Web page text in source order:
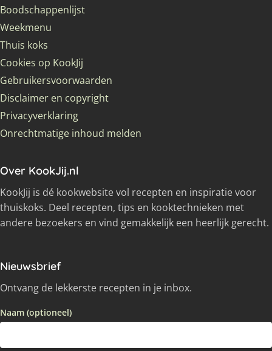
Boodschappenlijst
Weekmenu
Thuis koks
Cookies op KookJij
Gebruikersvoorwaarden
Disclaimer en copyright
Privacyverklaring
Onrechtmatige inhoud melden
Over KookJij.nl
KookJij is dé kookwebsite vol recepten en inspiratie voor
thuiskoks. Deel recepten, tips en kooktechnieken met
andere bezoekers en vind gemakkelijk een heerlijk gerecht.
Nieuwsbrief
Ontvang de lekkerste recepten in je inbox.
Naam (optioneel)